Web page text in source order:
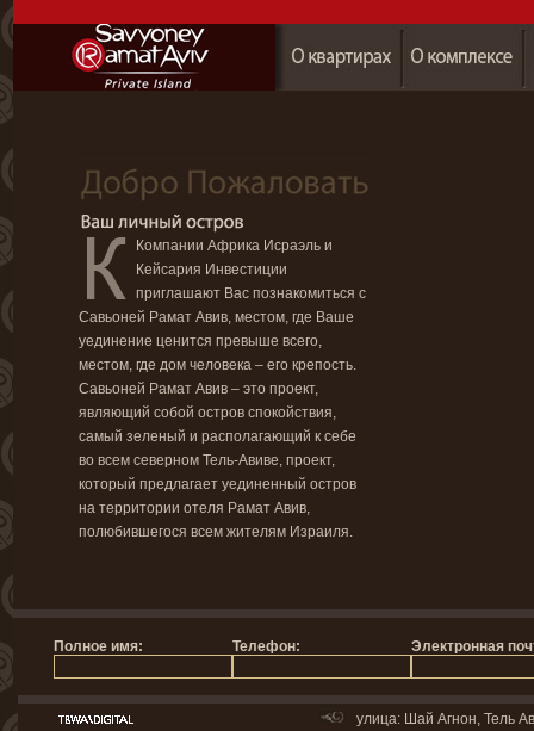
Компании Африка Исраэль и
Кейсария Инвестиции
приглашают Вас познакомиться с
Савьоней Рамат Авив, местом, где Ваше
уединение ценится превыше всего,
местом, где дом человека – его крепость.
Савьоней Рамат Авив – это проект,
являющий собой остров спокойствия,
самый зеленый и располагающий к себе
во всем северном Тель-Авиве, проект,
который предлагает уединенный остров
на территории отеля Рамат Авив,
полюбившегося всем жителям Израиля.
улица: Шай Агнон, Тель